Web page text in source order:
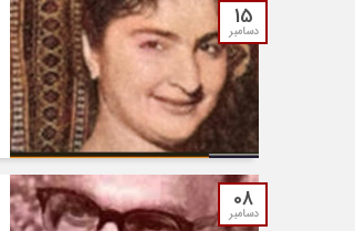
15
دسامبر
08
دسامبر